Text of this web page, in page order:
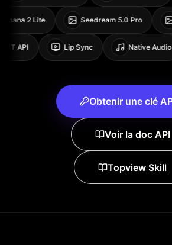
Nano Banana 2 Lite Seedream
API Lip Sync Native Audio
Obtenir une clé
Voir la doc API
Topview Skill